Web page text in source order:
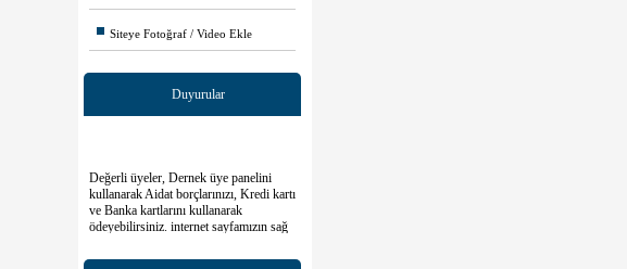
Siteye Fotoğraf / Video Ekle
Duyurular
kullanarak Aidat borçlarınızı, Kredi kartı
ve Banka kartlarını kullanarak
ödeyebilirsiniz. internet sayfamızın sağ
üst köşedeki Yeşil buton ONLİNE